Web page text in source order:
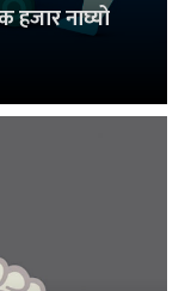
हजार नाघ्यो